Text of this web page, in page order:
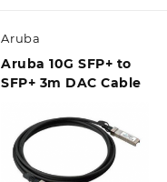
Aruba
Aruba 10G SFP+ to
SFP+ 3m DAC Cable